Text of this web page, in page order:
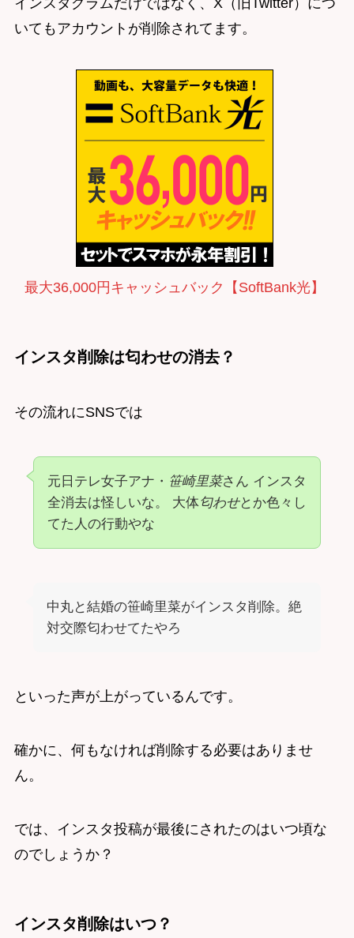
インスタグラムだけではなく、X（旧Twitter）につ
いてもアカウントが削除されてます。
最大36,000円キャッシュバック【SoftBank光】
インスタ削除は匂わせの消去？
その流れにSNSでは
元日テレ女子アナ・ 笹崎里菜さん インスタ
全消去は怪しいな。 大体匂わせとか色々し
てた人の行動やな
中丸と結婚の笹崎里菜がインスタ削除。絶
対交際匂わせてたやろ
といった声が上がっているんです。
確かに、何もなければ削除する必要はありませ
ん。
では、インスタ投稿が最後にされたのはいつ頃な
のでしょうか？
インスタ削除はいつ？